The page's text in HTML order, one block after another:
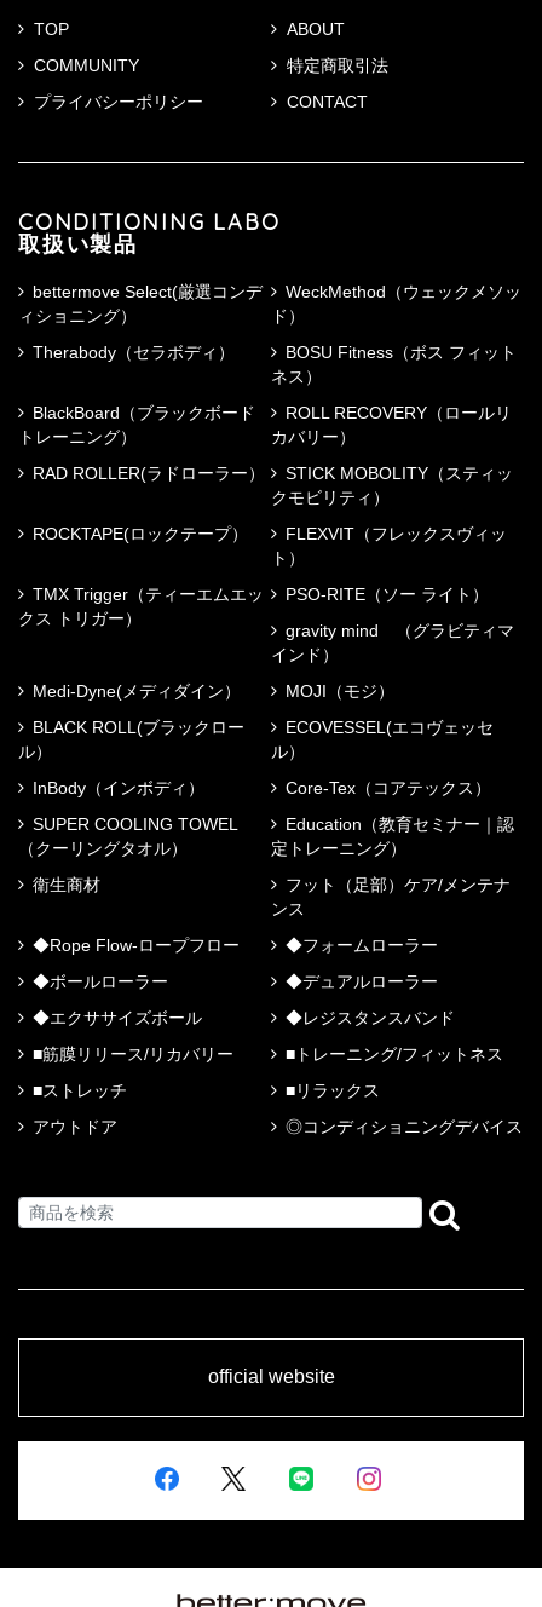
TOP
ABOUT
COMMUNITY
特定商取引法
プライバシーポリシー
CONTACT
CONDITIONING LABO
取扱い製品
bettermove Select(厳選コンデ
ィショニング）
WeckMethod（ウェックメソッ
ド）
Therabody（セラボディ）
BOSU Fitness（ボス フィット
ネス）
BlackBoard（ブラックボード
トレーニング）
ROLL RECOVERY（ロールリ
カバリー）
RAD ROLLER(ラドローラー）
STICK MOBOLITY（スティッ
クモビリティ）
ROCKTAPE(ロックテープ）
FLEXVIT（フレックスヴィッ
ト）
TMX Trigger（ティーエムエッ
クス トリガー）
PSO-RITE（ソー ライト）
gravity mind （グラビティマ
インド）
Medi-Dyne(メディダイン）
MOJI（モジ）
BLACK ROLL(ブラックロー
ル）
ECOVESSEL(エコヴェッセ
ル）
InBody（インボディ）
Core-Tex（コアテックス）
SUPER COOLING TOWEL
（クーリングタオル）
Education（教育セミナー｜認
定トレーニング）
衛生商材
フット（足部）ケア/メンテナ
ンス
◆Rope Flow-ロープフロー
◆フォームローラー
◆ボールローラー
◆デュアルローラー
◆エクササイズボール
◆レジスタンスバンド
■筋膜リリース/リカバリー
■トレーニング/フィットネス
■ストレッチ
■リラックス
アウトドア
◎コンディショニングデバイス
official website